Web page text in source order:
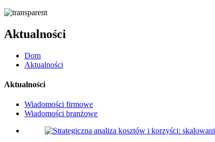
Aktualności
Dom
Aktualności
Aktualności
Wiadomości firmowe
Wiadomości branżowe